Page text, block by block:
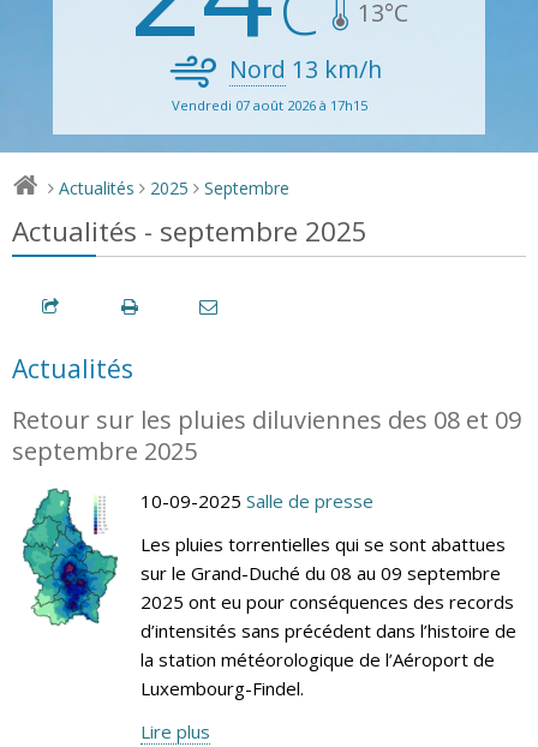
13°C
Nord 13 km/h
Vendredi 07 août 2026 à 17h15
> Actualités > 2025 > Septembre
Actualités - septembre 2025
Actualités
Retour sur les pluies diluviennes des 08 et 09
septembre 2025
10-09-2025 Salle de presse
Les pluies torrentielles qui se sont abattues
sur le Grand-Duché du 08 au 09 septembre
2025 ont eu pour conséquences des records
d’intensités sans précédent dans l’histoire de
la station météorologique de l’Aéroport de
Luxembourg-Findel.
Lire plus